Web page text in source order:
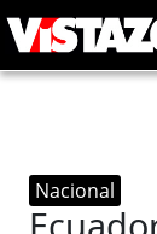
Nacional